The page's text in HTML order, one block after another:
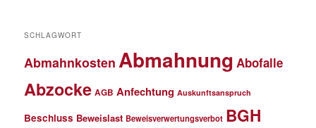
SCHLAGWORT
Abmahnkosten Abmahnung Abofalle
Abzocke AGB Anfechtung Auskunftsanspruch
Beschluss Beweislast Beweisverwertungsverbot BGH